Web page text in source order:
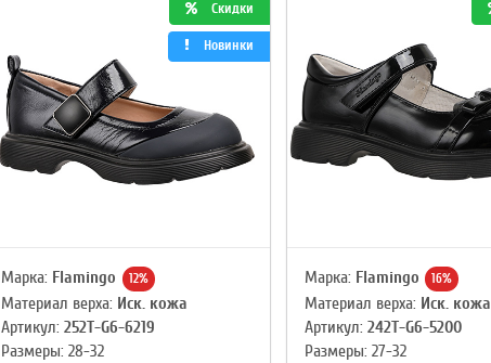
Скидки
Новинки
Марка: Flamingo 12%
Материал верха: Иск. кожа
Артикул:252T-G6-6219
Размеры: 28-32
Марка: Flamingo 16%
Материал верха: Иск. кожа
Артикул: 242T-G6-5200
Размеры: 27-32